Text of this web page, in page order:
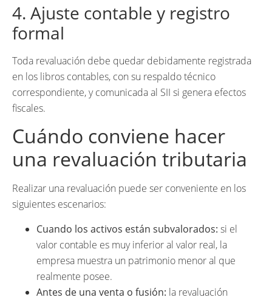
4. Ajuste contable y registro
formal
Toda revaluación debe quedar debidamente registrada
en los libros contables, con su respaldo técnico
correspondiente, y comunicada al SII si genera efectos
fiscales.
Cuándo conviene hacer
una revaluación tributaria
Realizar una revaluación puede ser conveniente en los
siguientes escenarios:
Cuando los activos están subvalorados: si el
valor contable es muy inferior al valor real, la
empresa muestra un patrimonio menor al que
realmente posee.
Antes de una venta o fusión: la revaluación